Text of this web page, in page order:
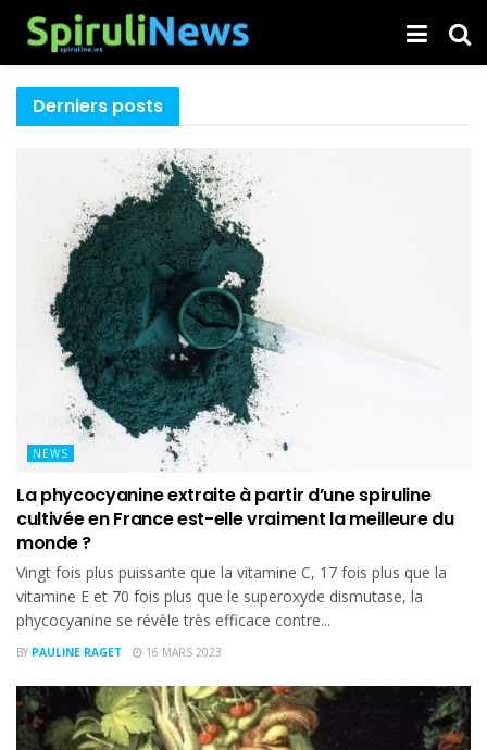
Derniers posts
NEWS
La phycocyanine extraite à partir d’une spiruline
cultivée en France est-elle vraiment la meilleure du
monde ?
Vingt fois plus puissante que la vitamine C, 17 fois plus que la
vitamine E et 70 fois plus que le superoxyde dismutase, la
phycocyanine se révèle très efficace contre...
BY PAULINE RAGET 16 MARS 2023